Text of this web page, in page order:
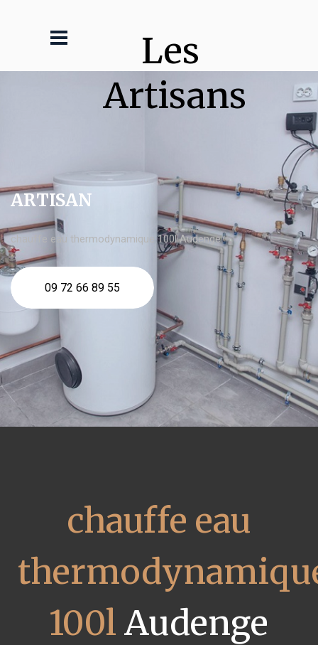
Les
Artisans
ARTISAN
chauffe eau thermodynamique 100l Audenge
09 72 66 89 55
chauffe eau
100l Audenge